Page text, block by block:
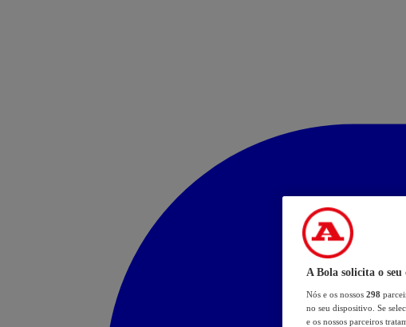
A Bola solicita o seu
Nós e os nossos 298
no seu dispositivo. Se
e os nossos parceiros